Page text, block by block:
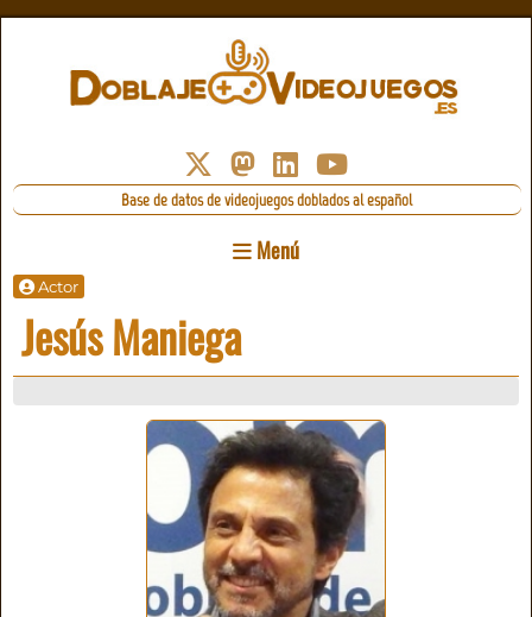
Base de datos de videojuegos doblados al español
Menú
Actor
Jesús Maniega